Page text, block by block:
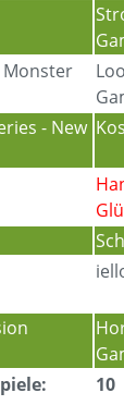
Monster
- New
10